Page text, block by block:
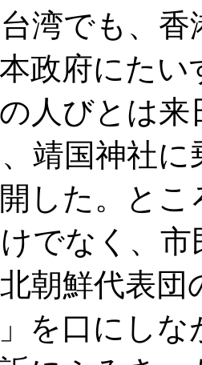
湾でも、
政府にた
人びとは
靖国神社
した。と
でなく、
朝鮮代表
を口にしな